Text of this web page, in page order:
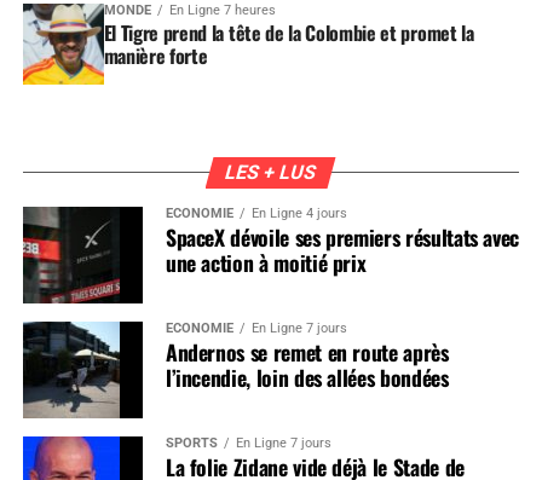
MONDE En Ligne 7 heures
El Tigre prend la tête de la Colombie et promet la
manière forte
LES + LUS
ÉCONOMIE En Ligne 4 jours
SpaceX dévoile ses premiers résultats avec
une action à moitié prix
ÉCONOMIE En Ligne 7 jours
Andernos se remet en route après
l’incendie, loin des allées bondées
SPORTS En Ligne 7 jours
La folie Zidane vide déjà le Stade de